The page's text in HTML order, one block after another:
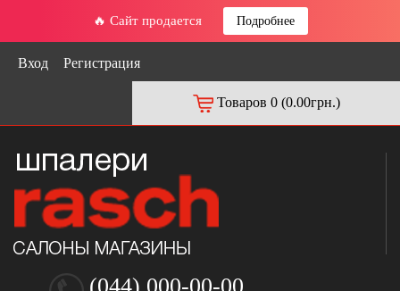
🔥 Сайт продается Подробнее
Вход Регистрация
Товаров 0 (0.00грн.)